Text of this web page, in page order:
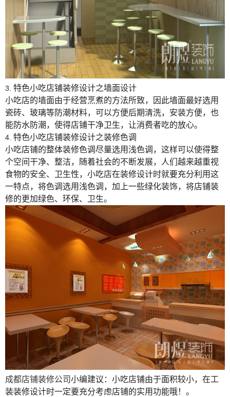
3. 特色小吃店铺装修设计之墙面设计
小吃店的墙面由于经营烹煮的方法所致，因此墙面最好选用
瓷砖、玻璃等防潮材料，可以方便后期清洗，安装方便，也
能防水防潮，使得店铺干净卫生，让消费者吃的放心。
4. 特色小吃店铺装修设计之装修色调
小吃店铺的整体装修色调尽量选用浅色调，这样可以使得整
个空间干净、整洁，随着社会的不断发展，人们越来越重视
食物的安全、卫生性，小吃店在装修设计时就要充分利用这
一特点，将色调选用浅色调，加上一些绿化装饰，将店铺装
修的更加绿色、环保、卫生。
成都店铺装修公司小编建议：小吃店铺由于面积较小，在工
装装修设计时一定要充分考虑店铺的实用功能哦！。